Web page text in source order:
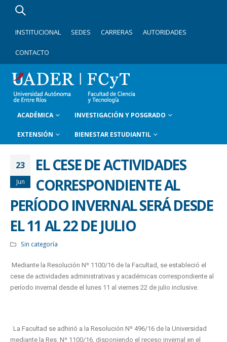
INSTITUCIONAL SEDES CARRERAS AUTORIDADES
CONTACTO
ACADÉMICA INVESTIGACIÓN Y POSGRADO
EXTENSIÓN BIENESTAR ESTUDIANTIL
23
Jun
EL CESE DE ACTIVIDADES
CORRESPONDIENTE AL
PERÍODO INVERNAL SERÁ DESDE
EL 11 AL 22 DE JULIO
Sin categoría
Mediante la Resolución Nº 1100/16 de la Facultad, se estableció el
cese de actividades administrativas y académicas correspondiente al
período invernal desde el lunes 11 al viernes 22 de julio inclusive.
La Facultad se adhirió a la Resolución Nº 496/16 de la Universidad
mediante la Res. Nº 1100/16, disponiendo el receso invernal en el